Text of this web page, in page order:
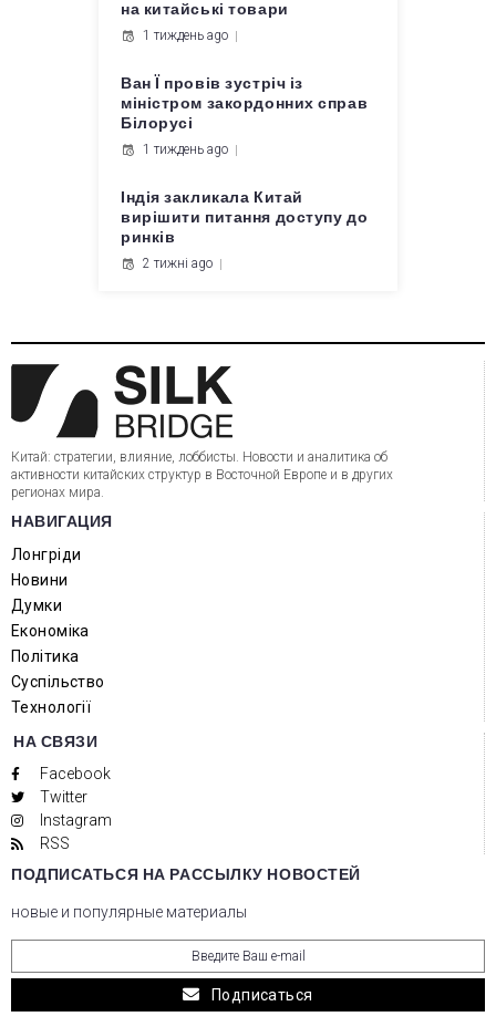
на китайські товари
1 тиждень ago
Ван Ї провів зустріч із
міністром закордонних справ
Білорусі
1 тиждень ago
Індія закликала Китай
вирішити питання доступу до
ринків
2 тижні ago
Китай: стратегии, влияние, лоббисты. Новости и аналитика об
активности китайских структур в Восточной Европе и в других
регионах мира.
НАВИГАЦИЯ
Лонгріди
Новини
Думки
Економіка
Політика
Суспільство
Технології
НА СВЯЗИ
Facebook
Twitter
Instagram
RSS
ПОДПИСАТЬСЯ НА РАССЫЛКУ НОВОСТЕЙ
новые и популярные материалы
Подписаться